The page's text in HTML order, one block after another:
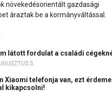
növekedésorientált gazdasági
áraztak be a kormányváltással.
látott fordulat a családi
5.
Xiaomi telefonja van, ezt
kikapcsolni!